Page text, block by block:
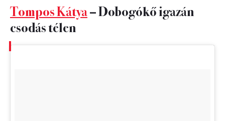
Tompos Kátya– Dobogókő igazán
csodás télen